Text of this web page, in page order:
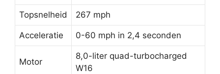
Topsnelheid 267 mph
Acceleratie 0-60 mph in 2,4 seconden
Motor
8,0-liter quad-turbocharged
W16